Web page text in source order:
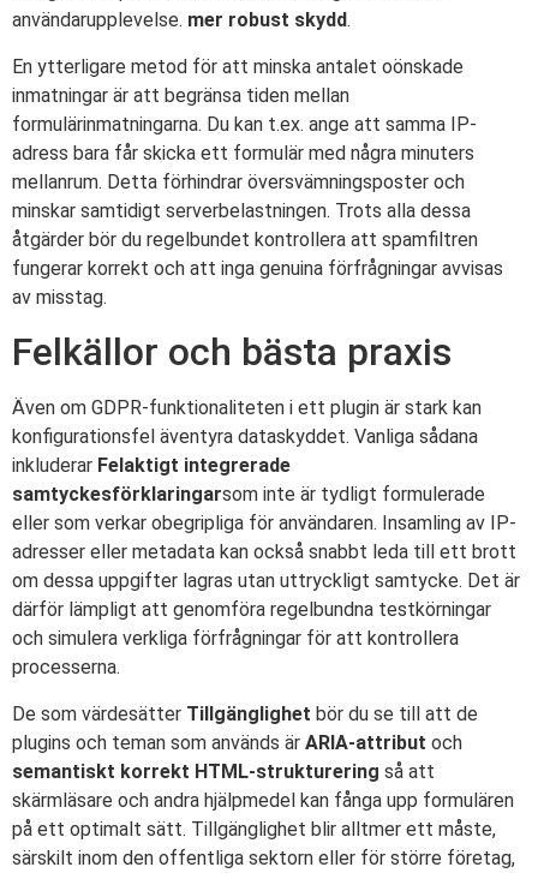
användarupplevelse. mer robust skydd.
En ytterligare metod för att minska antalet oönskade
inmatningar är att begränsa tiden mellan
formulärinmatningarna. Du kan t.ex. ange att samma IP-
adress bara får skicka ett formulär med några minuters
mellanrum. Detta förhindrar översvämningsposter och
minskar samtidigt serverbelastningen. Trots alla dessa
åtgärder bör du regelbundet kontrollera att spamfiltren
fungerar korrekt och att inga genuina förfrågningar avvisas
av misstag.
Felkällor och bästa praxis
Även om GDPR-funktionaliteten i ett plugin är stark kan
konfigurationsfel äventyra dataskyddet. Vanliga sådana
inkluderar Felaktigt integrerade
samtyckesförklaringarsom inte är tydligt formulerade
eller som verkar obegripliga för användaren. Insamling av IP-
adresser eller metadata kan också snabbt leda till ett brott
om dessa uppgifter lagras utan uttryckligt samtycke. Det är
därför lämpligt att genomföra regelbundna testkörningar
och simulera verkliga förfrågningar för att kontrollera
processerna.
De som värdesätter Tillgänglighet bör du se till att de
plugins och teman som används är ARIA-attribut och
semantiskt korrekt HTML-strukturering så att
skärmläsare och andra hjälpmedel kan fånga upp formulären
på ett optimalt sätt. Tillgänglighet blir alltmer ett måste,
särskilt inom den offentliga sektorn eller för större företag,